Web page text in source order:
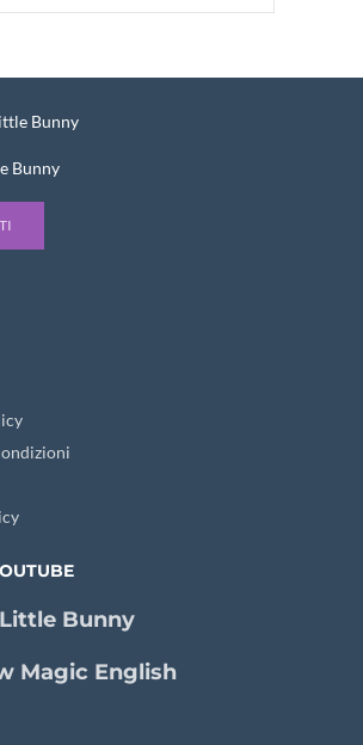
Bunny
Bunny
Magic English